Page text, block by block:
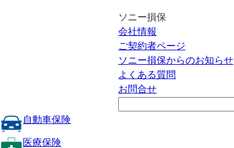
ソニー損保
会社情報
ご契約者ページ
ソニー損保からのお知らせ
よくある質問
お問合せ
自動車保険
医療保険